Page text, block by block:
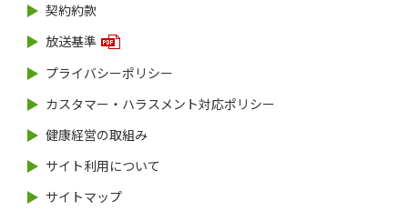
放送継続のお知らせ
2025.06.11
了のお知らせ
2025.05.27
ユニバーサルサービス料改定のお知らせ
2025.05.23
ソフトバンク戦チケットをプレゼント！
契約約款
放送基準
プライバシーポリシー
カスタマー・ハラスメント対応ポリシー
健康経営の取組み
サイト利用について
サイトマップ